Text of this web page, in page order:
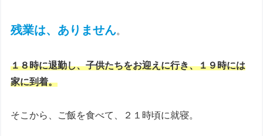
残業は、ありません。
１８時に退勤し、子供たちをお迎えに行き、１９時には
家に到着。
そこから、ご飯を食べて、２１時頃に就寝。